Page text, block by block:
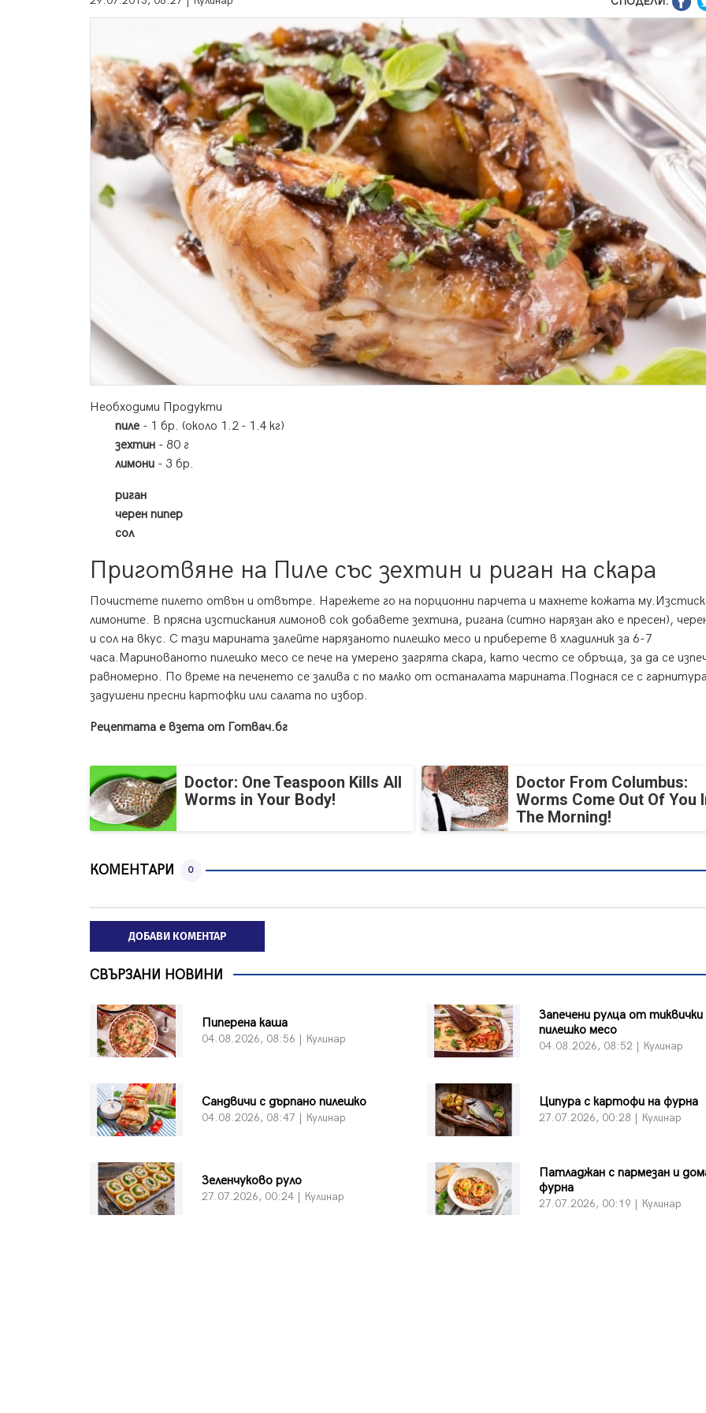
Необходими Продукти
пиле - 1 бр. (около 1.2 - 1.4 кг)
зехтин - 80 г
лимони - 3 бр.
риган
черен пипер
сол
Приготвяне на Пиле със зехтин и риган на скара
Почистете пилето отвън и отвътре. Нарежете го на порционни парчета и махнете кожата
лимоните. В прясна изстискания лимонов сок добавете зехтина, ригана (ситно нарязан ако е пресен),
и сол на вкус. С тази марината залейте нарязаното пилешко месо и приберете в хладилник за 6-7
часа.Маринованото пилешко месо се пече на умерено загрята скара, като често се обръща, за да се
равномерно. По време на печенето се залива с по малко от останалата марината.Поднася се с гарнитура
задушени пресни картофки или салата по избор.
Рецептата е взета от Готвач.бг
Doctor: One Teaspoon Kills All
Worms in Your Body!
Doctor From Columbus:
Worms Come Out Of You
The Morning!
КОМЕНТАРИ 0
ДОБАВИ КОМЕНТАР
СВЪРЗАНИ НОВИНИ
Пиперена каша
04.08.2026, 08:56 | Кулинар
Запечени рулца от тиквички
пилешко месо
04.08.2026, 08:52 | Кулинар
Сандвичи с дърпано пилешко
04.08.2026, 08:47 | Кулинар
Ципура с картофи на фурна
27.07.2026, 00:28 | Кулинар
Зеленчуково руло
27.07.2026, 00:24 | Кулинар
Патладжан с пармезан и
фурна
27.07.2026, 00:19 | Кулинар